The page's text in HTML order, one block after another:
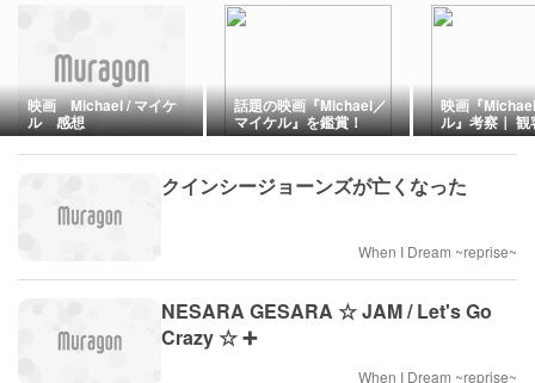
映画 Michael / マイケ
ル 感想
話題の映画『Michael／
マイケル』を鑑賞！
映画『
ル』考察｜
5つのヒット
クインシージョーンズが亡くなった
When I Dream ~reprise~
NESARA GESARA ☆ JAM / Let's Go
Crazy ☆ ➕
When I Dream ~reprise~